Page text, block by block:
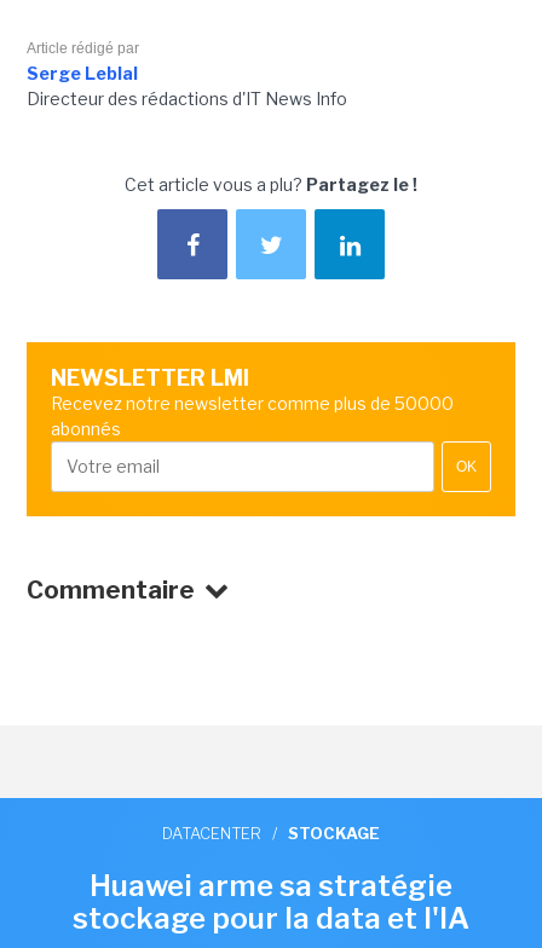
Article rédigé par
Serge Leblal
Directeur des rédactions d'IT News Info
Cet article vous a plu? Partagez le !
NEWSLETTER LMI
Recevez notre newsletter comme plus de 50000
abonnés
OK
Commentaire
DATACENTER / STOCKAGE
Huawei arme sa stratégie
stockage pour la data et l'IA